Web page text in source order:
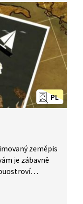
PL
zeměpis
je zábavně